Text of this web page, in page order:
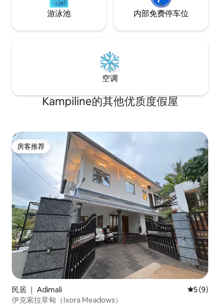
游泳池 内部免费停车位
空调
Kampiline的其他优质度假屋
房客推荐
房客推荐
民居 ｜ Adimali 平均评分
5 (9)
伊克索拉草甸（Ixora Meadows）